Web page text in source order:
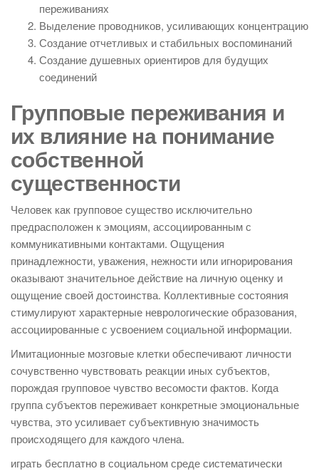
переживаниях
Выделение проводников, усиливающих концентрацию
Создание отчетливых и стабильных воспоминаний
Создание душевных ориентиров для будущих
соединений
Групповые переживания и
их влияние на понимание
собственной
существенности
Человек как групповое существо исключительно
предрасположен к эмоциям, ассоциированным с
коммуникативными контактами. Ощущения
принадлежности, уважения, нежности или игнорирования
оказывают значительное действие на личную оценку и
ощущение своей достоинства. Коллективные состояния
стимулируют характерные неврологические образования,
ассоциированные с усвоением социальной информации.
Имитационные мозговые клетки обеспечивают личности
сочувственно чувствовать реакции иных субъектов,
порождая групповое чувство весомости фактов. Когда
группа субъектов переживает конкретные эмоциональные
чувства, это усиливает субъективную значимость
происходящего для каждого члена.
играть бесплатно в социальном среде систематически